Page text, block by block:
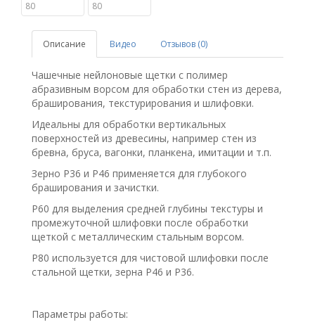
Описание Видео Отзывов (0)
Чашечные нейлоновые щетки с полимер
абразивным ворсом для обработки стен из дерева,
браширования, текстурирования и шлифовки.
Идеальны для обработки вертикальных
поверхностей из древесины, например стен из
бревна, бруса, вагонки, планкена, имитации и т.п.
Зерно P36 и P46 применяется для глубокого
браширования и зачистки.
P60 для выделения средней глубины текстуры и
промежуточной шлифовки после обработки
щеткой с металлическим стальным ворсом.
P80 используется для чистовой шлифовки после
стальной щетки, зерна P46 и P36.
Параметры работы: